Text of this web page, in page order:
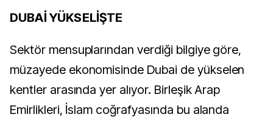
DUBAİ YÜKSELİŞTE
Sektör mensuplarından verdiği bilgiye göre,
müzayede ekonomisinde Dubai de yükselen
kentler arasında yer alıyor. Birleşik Arap
Emirlikleri, İslam coğrafyasında bu alanda